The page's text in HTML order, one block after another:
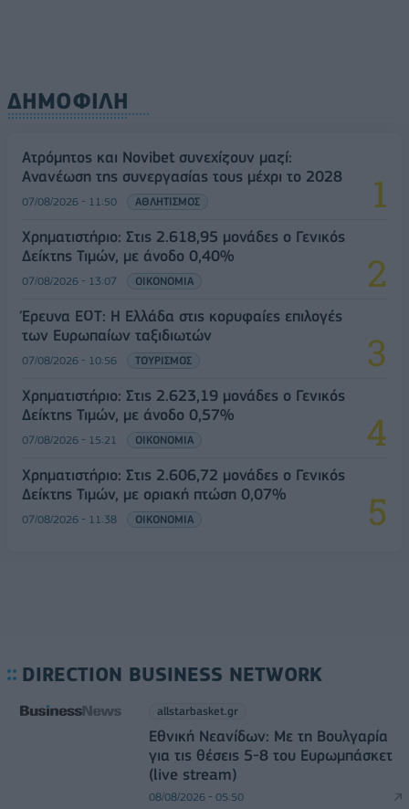
ΔΗΜΟΦΙΛΗ
Ατρόμητος και Novibet συνεχίζουν μαζί:
Ανανέωση της συνεργασίας τους μέχρι το 2028
07/08/2026 - 11:50 ΑΘΛΗΤΙΣΜΟΣ
Χρηματιστήριο: Στις 2.618,95 μονάδες ο Γενικός
Δείκτης Τιμών, με άνοδο 0,40%
07/08/2026 - 13:07 ΟΙΚΟΝΟΜΙΑ
Έρευνα ΕΟΤ: Η Ελλάδα στις κορυφαίες επιλογές
των Ευρωπαίων ταξιδιωτών
07/08/2026 - 10:56 ΤΟΥΡΙΣΜΟΣ
Χρηματιστήριο: Στις 2.623,19 μονάδες ο Γενικός
Δείκτης Τιμών, με άνοδο 0,57%
07/08/2026 - 15:21 ΟΙΚΟΝΟΜΙΑ
Χρηματιστήριο: Στις 2.606,72 μονάδες ο Γενικός
Δείκτης Τιμών, με οριακή πτώση 0,07%
07/08/2026 - 11:38 ΟΙΚΟΝΟΜΙΑ
DIRECTION BUSINESS NETWORK
allstarbasket.gr
Εθνική Νεανίδων: Με τη Βουλγαρία
για τις θέσεις 5-8 του Ευρωμπάσκετ
(live stream)
08/08/2026 - 05:50